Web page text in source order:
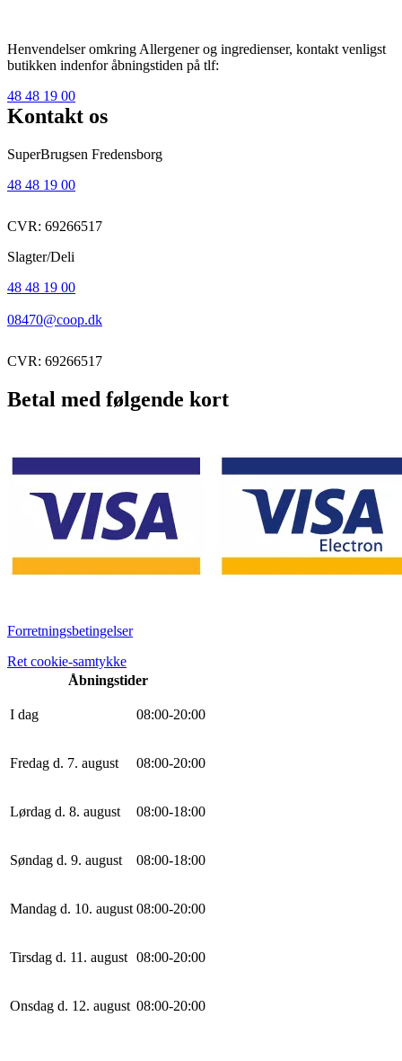
Henvendelser omkring Allergener og ingredienser, kontakt venligst
butikken indenfor åbningstiden på tlf:
48 48 19 00
Kontakt os
SuperBrugsen Fredensborg
48 48 19 00
CVR: 69266517
Slagter/Deli
48 48 19 00
08470@coop.dk
CVR: 69266517
Betal med følgende kort
Forretningsbetingelser
Ret cookie-samtykke
Åbningstider
I dag 08:00-20:00
Fredag d. 7. august 08:00-20:00
Lørdag d. 8. august 08:00-18:00
Søndag d. 9. august 08:00-18:00
Mandag d. 10. august 08:00-20:00
Tirsdag d. 11. august 08:00-20:00
Onsdag d. 12. august 08:00-20:00